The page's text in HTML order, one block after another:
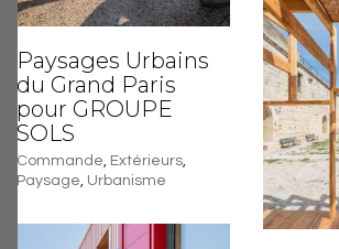
Paysages Urbains
du Grand Paris
pour GROUPE
SOLS
Commande, Extérieurs,
Paysage, Urbanisme